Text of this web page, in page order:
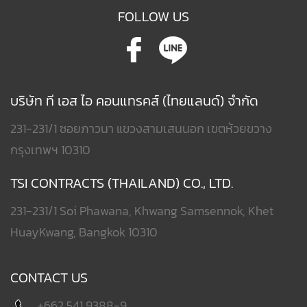
FOLLOW US
บริษัท ที เอส ไอ คอนแทรคส์ (ไทยแลนด์) จำกัด
231-231/1 ซอยภาวนา แขวงสามเสนนอก เขตห้วยขวาง
กรุงเทพฯ 10310
TSI CONTRACTS (THAILAND) CO., LTD.
231-231/1 Soi Phawana, Khwang Samsennok, Khet
HuayKwang, Bangkok 10310
CONTACT US